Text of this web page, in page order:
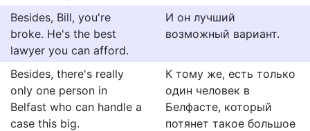
Besides, Bill, you're
broke. He's the best
lawyer you can afford.
И он лучший
возможный вариант.
Besides, there's really
only one person in
Belfast who can handle a
case this big.
К тому же, есть только
один человек в
Белфасте, который
потянет такое большое